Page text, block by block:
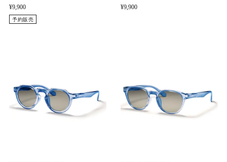
¥9,900
予約販売
¥9,900